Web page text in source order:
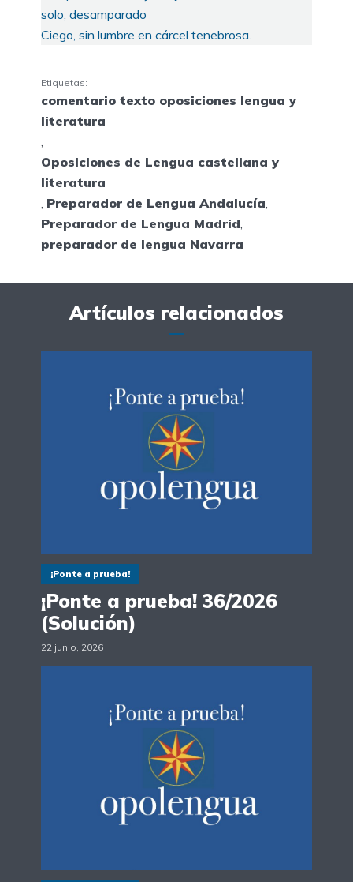
solo, desamparado
Ciego, sin lumbre en cárcel tenebrosa.
Etiquetas:
comentario texto oposiciones lengua y
literatura
,
Oposiciones de Lengua castellana y
literatura
, Preparador de Lengua Andalucía,
Preparador de Lengua Madrid,
preparador de lengua Navarra
Artículos relacionados
¡Ponte a prueba!
¡Ponte a prueba! 36/2026
(Solución)
22 junio, 2026